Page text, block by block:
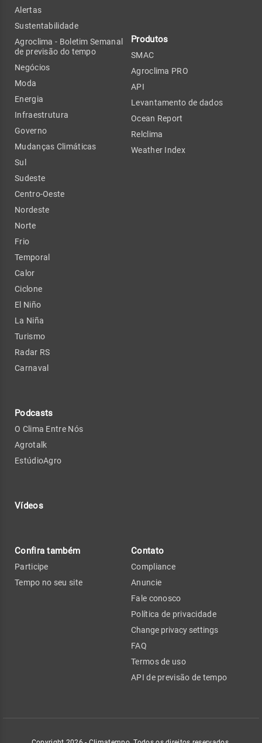
Alertas
Sustentabilidade
Agroclima - Boletim Semanal
de previsão do tempo
Negócios
Moda
Energia
Infraestrutura
Governo
Mudanças Climáticas
Sul
Sudeste
Centro-Oeste
Nordeste
Norte
Frio
Temporal
Calor
Ciclone
El Niño
La Niña
Turismo
Radar RS
Carnaval
Podcasts
O Clima Entre Nós
Agrotalk
EstúdioAgro
Vídeos
Produtos
SMAC
Agroclima PRO
API
Levantamento de dados
Ocean Report
Relclima
Weather Index
Confira também
Participe
Tempo no seu site
Contato
Compliance
Anuncie
Fale conosco
Política de privacidade
Change privacy settings
FAQ
Termos de uso
API de previsão de tempo